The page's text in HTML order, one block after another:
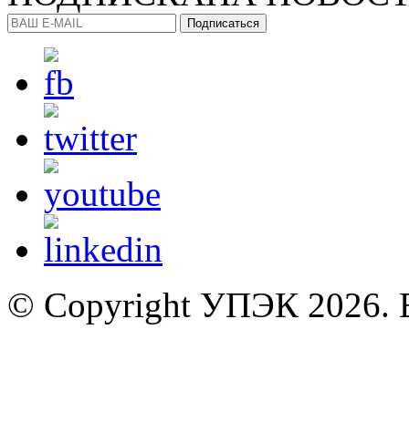
Подписаться
© Copyright УПЭК 2026.